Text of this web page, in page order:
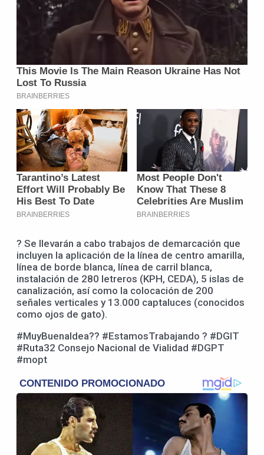
? Se llevarán a cabo trabajos de demarcación que
incluyen la aplicación de la línea de centro amarilla,
línea de borde blanca, línea de carril blanca,
instalación de 280 letreros (KPH, CEDA), 5 islas de
canalización, así como la colocación de 200
señales verticales y 13.000 captaluces (conocidos
como ojos de gato).
#MuyBuenaIdea?? #EstamosTrabajando ? #DGIT
#Ruta32 Consejo Nacional de Vialidad #DGPT
#mopt